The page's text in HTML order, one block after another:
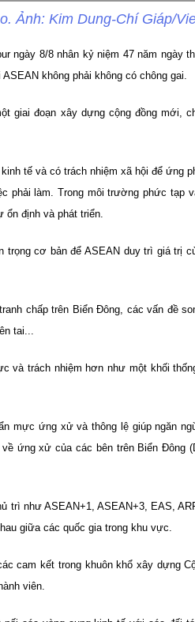
Ảnh: Kim Dung-Chí Giáp/
ngày 8/8 nhân kỷ niệm 47 năm ngày
không phải không có chông gai.
giai đoạn xây dựng cộng đồng mới,
tế và có trách nhiệm xã hội để ứng
phải làm. Trong môi trường phức tạp
định và phát triển.
cơ bản để ASEAN duy trì giá trị
chấp trên Biển Đông, các vấn đề
tai...
và trách nhiệm hơn như một khối
mực ứng xử và thông lệ giúp ngăn
ứng xử của các bên trên Biển Đông
như ASEAN+1, ASEAN+3, EAS,
giữa các quốc gia trong khu vực.
cam kết trong khuôn khổ xây dựng
viên.